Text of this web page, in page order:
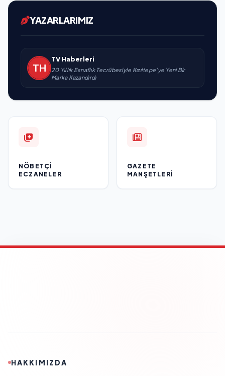
YAZARLARIMIZ
TV Haberleri
20 Yıllık Esnaflık Tecrübesiyle Kızıltepe'ye Yeni Bir
Marka Kazandırdı
NÖBETÇI
ECZANELER
GAZETE
MANŞETLERI
HAKKIMIZDA